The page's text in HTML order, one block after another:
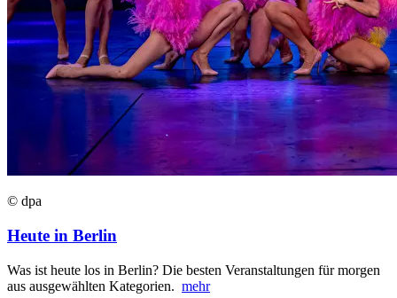
© dpa
Heute in Berlin
Was ist heute los in Berlin? Die besten Veranstaltungen für morgen
aus ausgewählten Kategorien. mehr